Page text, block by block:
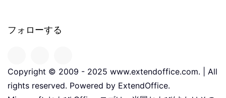
フォローする
Copyright © 2009 - 2025 www.extendoffice.com. | All
rights reserved. Powered by ExtendOffice.